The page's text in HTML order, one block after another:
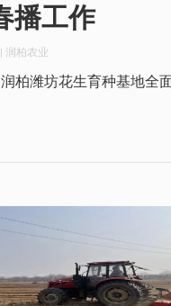
播工作
| 润柏农业
柏潍坊花生育种基地全